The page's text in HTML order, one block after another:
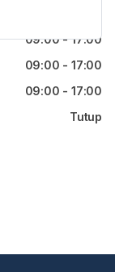
09:00 - 17:00
09:00 - 17:00
09:00 - 17:00
Tutup